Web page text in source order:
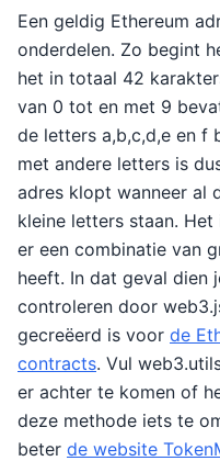
Een geldig Ethereum
onderdelen. Zo begint
het in totaal 42
van 0 tot en met 9
de letters a,b,c,d,e en f
met andere letters is
adres klopt wanneer al
kleine letters staan.
er een combinatie van
heeft. In dat geval dien
controleren door
gecreëerd is voor de
contracts. Vul
er achter te komen of
deze methode iets te
beter de website